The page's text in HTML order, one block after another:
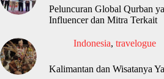
Peluncuran Global Qurban
Influencer dan Mitra Terkait
Indonesia, travelogue
Kalimantan dan Wisatanya